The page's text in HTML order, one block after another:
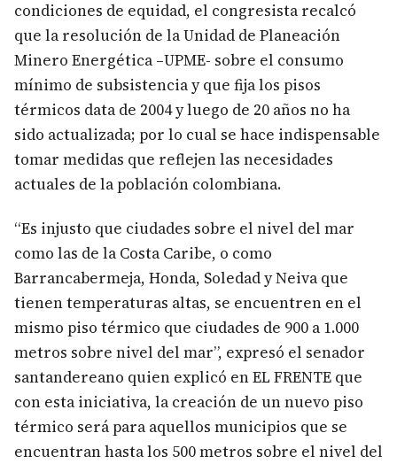
condiciones de equidad, el congresista recalcó
que la resolución de la Unidad de Planeación
Minero Energética –UPME- sobre el consumo
mínimo de subsistencia y que fija los pisos
térmicos data de 2004 y luego de 20 años no ha
sido actualizada; por lo cual se hace indispensable
tomar medidas que reflejen las necesidades
actuales de la población colombiana.
“Es injusto que ciudades sobre el nivel del mar
como las de la Costa Caribe, o como
Barrancabermeja, Honda, Soledad y Neiva que
tienen temperaturas altas, se encuentren en el
mismo piso térmico que ciudades de 900 a 1.000
metros sobre nivel del mar”, expresó el senador
santandereano quien explicó en EL FRENTE que
con esta iniciativa, la creación de un nuevo piso
térmico será para aquellos municipios que se
encuentran hasta los 500 metros sobre el nivel del